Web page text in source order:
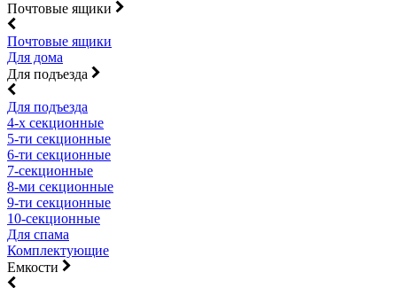
Почтовые ящики
Почтовые ящики
Для дома
Для подъезда
Для подъезда
4-х секционные
5-ти секционные
6-ти секционные
7-секционные
8-ми секционные
9-ти секционные
10-секционные
Для спама
Комплектующие
Емкости